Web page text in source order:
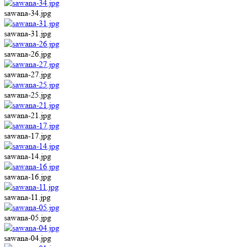
sawana-34.jpg
sawana-31.jpg
sawana-26.jpg
sawana-27.jpg
sawana-25.jpg
sawana-21.jpg
sawana-17.jpg
sawana-14.jpg
sawana-16.jpg
sawana-11.jpg
sawana-05.jpg
sawana-04.jpg